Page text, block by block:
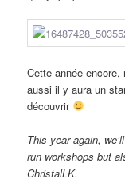
Cette année
aussi il y aura un
découvrir
This year again,
run workshops but
ChristalLK.